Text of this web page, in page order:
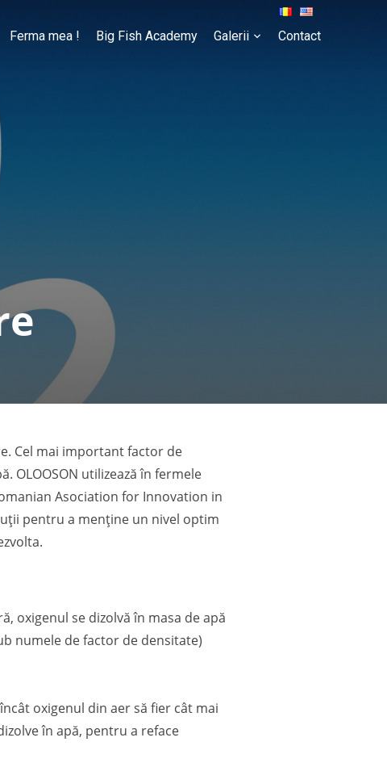
Ferma mea ! Big Fish Academy Galerii Contact
Cel mai important factor de
OLOOSON utilizează în fermele
Asociation for Innovation in
pentru a menține un nivel optim
oxigenul se dizolvă în masa de apă
numele de factor de densitate)
oxigenul din aer să fier cât mai
în apă, pentru a reface